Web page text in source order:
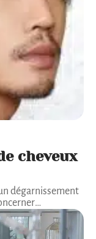
cheveux
dégarnissement
…